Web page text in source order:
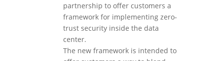
partnership to offer customers a
framework for implementing zero-
trust security inside the data
center.
The new framework is intended to